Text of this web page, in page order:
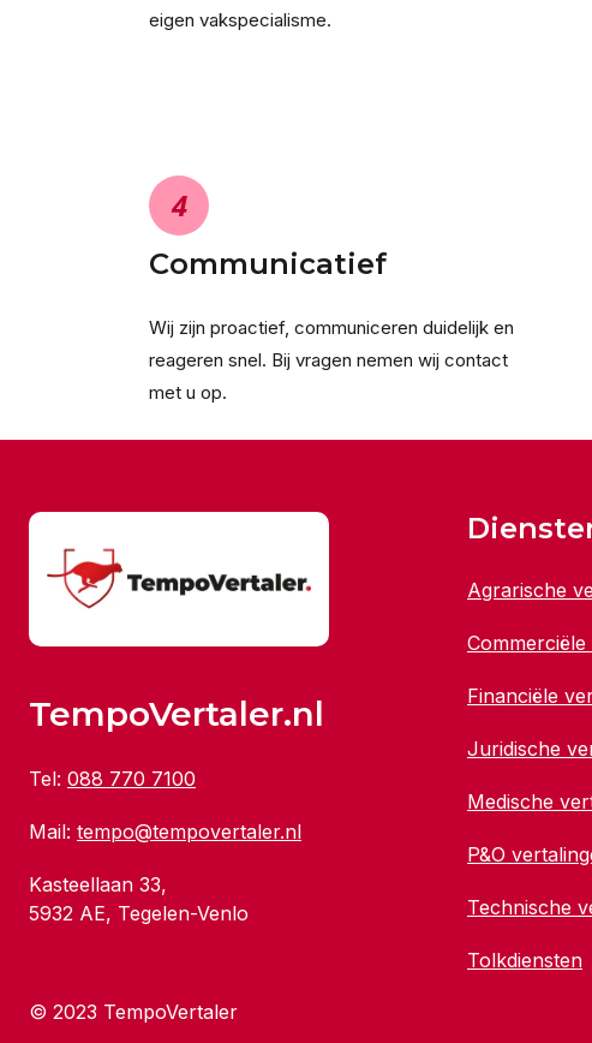
eigen vakspecialisme.
4
Communicatief
Wij zijn proactief, communiceren duidelijk en
reageren snel. Bij vragen nemen wij contact
met u op.
TempoVertaler.nl
Tel: 088 770 7100
Mail: tempo@tempovertaler.nl
Kasteellaan 33,
5932 AE, Tegelen-Venlo
© 2023 TempoVertaler
Agrarische
Financiële
Juridische
Medische
P&O
Technische
Tolkdiensten